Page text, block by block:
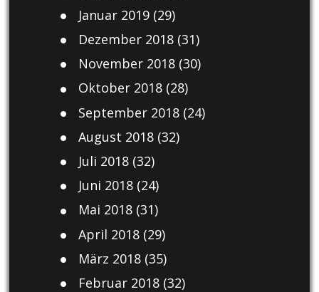
Januar 2019(29)
Dezember 2018(31)
November 2018(30)
Oktober 2018(28)
September 2018(24)
August 2018(32)
Juli 2018(32)
Juni 2018(24)
Mai 2018(31)
April 2018(29)
März 2018(35)
Februar 2018(32)